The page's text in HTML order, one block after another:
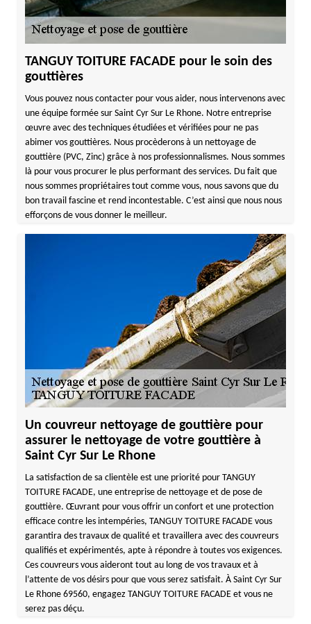
TANGUY TOITURE FACADE pour le soin des
gouttières
Vous pouvez nous contacter pour vous aider, nous intervenons avec
une équipe formée sur Saint Cyr Sur Le Rhone. Notre entreprise
œuvre avec des techniques étudiées et vérifiées pour ne pas
abimer vos gouttières. Nous procèderons à un nettoyage de
gouttière (PVC, Zinc) grâce à nos professionnalismes. Nous sommes
là pour vous procurer le plus performant des services. Du fait que
nous sommes propriétaires tout comme vous, nous savons que du
bon travail fascine et rend incontestable. C’est ainsi que nous nous
efforçons de vous donner le meilleur.
Un couvreur nettoyage de gouttière pour
assurer le nettoyage de votre gouttière à
Saint Cyr Sur Le Rhone
La satisfaction de sa clientèle est une priorité pour TANGUY
TOITURE FACADE, une entreprise de nettoyage et de pose de
gouttière. Œuvrant pour vous offrir un confort et une protection
efficace contre les intempéries, TANGUY TOITURE FACADE vous
garantira des travaux de qualité et travaillera avec des couvreurs
qualifiés et expérimentés, apte à répondre à toutes vos exigences.
Ces couvreurs vous aideront tout au long de vos travaux et à
l’attente de vos désirs pour que vous serez satisfait. À Saint Cyr Sur
Le Rhone 69560, engagez TANGUY TOITURE FACADE et vous ne
serez pas déçu.